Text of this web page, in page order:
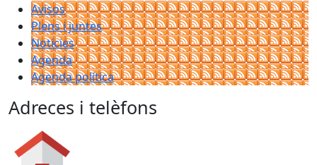
Avisos
Plens i juntes
Noticies
Agenda
Agenda política
Adreces i telèfons